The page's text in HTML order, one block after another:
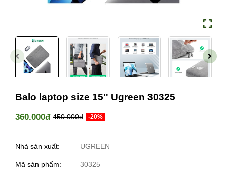
Balo laptop size 15'' Ugreen 30325
360.000đ 450.000đ -20%
Nhà sản xuất: UGREEN
Mã sản phẩm: 30325